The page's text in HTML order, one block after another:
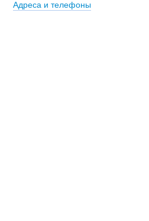
Адреса и телефоны